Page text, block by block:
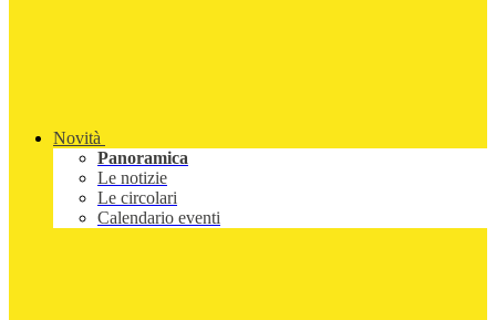
Novità
Panoramica
Le notizie
Le circolari
Calendario eventi